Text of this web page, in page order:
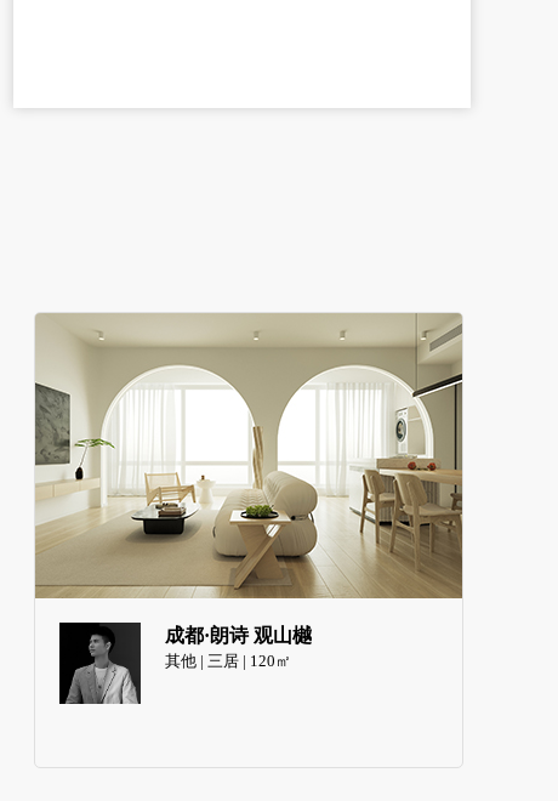
成都·朗诗 观山樾
其他 | 三居 | 120㎡